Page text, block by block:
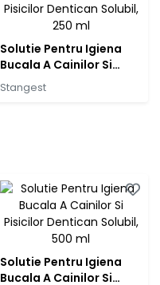
Solutie Pentru Igiena
Bucala A Cainilor Si
Pisicilor Dentican
Solubil, 250 ml
Stangest
Solutie Pentru Igiena
Bucala A Cainilor Si